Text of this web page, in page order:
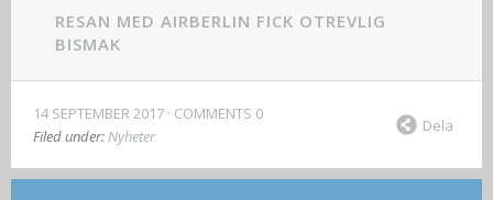
RESAN MED AIRBERLIN FICK OTREVLIG
BISMAK
14 SEPTEMBER 2017 COMMENTS 0
Filed under:Nyheter
Dela